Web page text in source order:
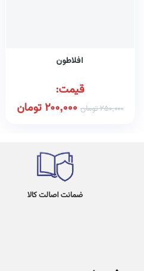
افلاطون
قیمت:
250,000تومان 200,000تومان
ضمانت اصالت کالا